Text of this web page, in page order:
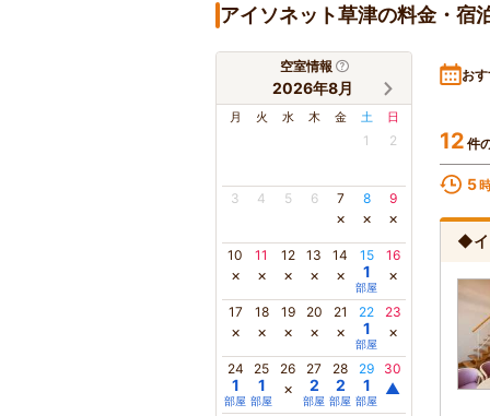
アイソネット草津の料金・宿
空室情報
2026年8月
月 火 水 木 金 土 日
1 2
3 4 5 6 7
×
8
×
9
×
10
×
11
×
12
×
13
×
14
×
15
1
部屋
16
×
17
×
18
×
19
×
20
×
21
×
22
1
部屋
23
×
24
1
部屋
25
1
部屋
26
×
27
2
部屋
28
2
部屋
29
1
部屋
30
▲
お
12 件
5
◆イ